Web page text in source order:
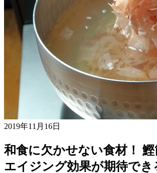
2019年11月16日
和食に欠かせない食材！
エイジング効果が期待でき